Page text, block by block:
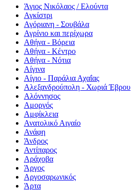
Άγιος Νικόλαος / Ελούντα
Αγκίστρι
Αγόριανη - Σουβάλα
Αγρίνιο και περίχωρα
Αθήνα - Βόρεια
Αθήνα - Κέντρο
Αθήνα - Νότια
Αίγινα
Αίγιο - Παράλια Αχαΐας
Αλεξανδρούπολη - Χωριά Έβρου
Αλόννησος
Αμοργός
Αμφίκλεια
Ανατολικό Αιγαίο
Ανάφη
Άνδρος
Αντίπαρος
Αράχοβα
Άργος
Αργοσαρωνικός
Άρτα